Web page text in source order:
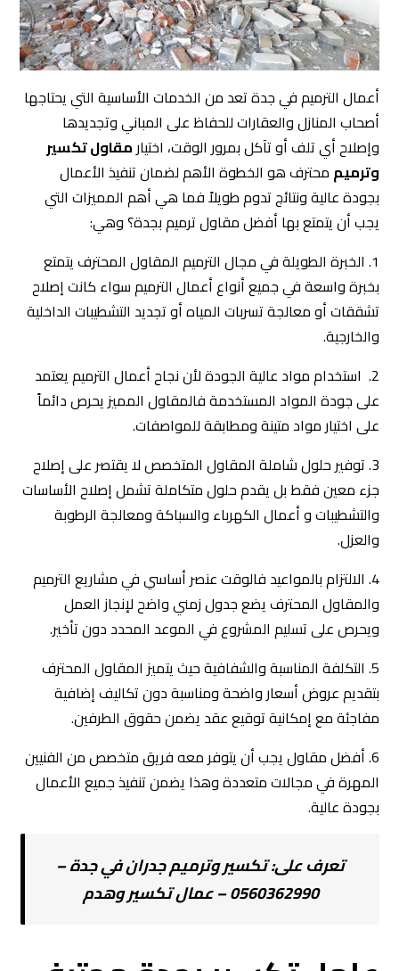
أعمال الترميم في جدة تعد من الخدمات الأساسية التي يحتاجها
أصحاب المنازل والعقارات للحفاظ على المباني وتجديدها
وإصلاح أي تلف أو تآكل بمرور الوقت، اختيارمقاول تكسير
وترميم محترف هو الخطوة الأهم لضمان تنفيذ الأعمال
بجودة عالية ونتائج تدوم طويلاً فما هي أهم المميزات التي
يجب أن يتمتع بها أفضل مقاول ترميم بجدة؟ وهي:
1. الخبرة الطويلة في مجال الترميم المقاول المحترف يتمتع
بخبرة واسعة في جميع أنواع أعمال الترميم سواء كانت إصلاح
تشققات أو معالجة تسربات المياه أو تجديد التشطيبات الداخلية
والخارجية.
2. استخدام مواد عالية الجودة لأن نجاح أعمال الترميم يعتمد
على جودة المواد المستخدمة فالمقاول المميز يحرص دائماً
على اختيار مواد متينة ومطابقة للمواصفات.
3. توفير حلول شاملة المقاول المتخصص لا يقتصر على إصلاح
جزء معين فقط بل يقدم حلول متكاملة تشمل إصلاح الأساسات
والتشطيبات و أعمال الكهرباء والسباكة ومعالجة الرطوبة
والعزل.
4. الالتزام بالمواعيد فالوقت عنصر أساسي في مشاريع الترميم
والمقاول المحترف يضع جدول زمني واضح لإنجاز العمل
ويحرص على تسليم المشروع في الموعد المحدد دون تأخير.
5. التكلفة المناسبة والشفافية حيث يتميز المقاول المحترف
بتقديم عروض أسعار واضحة ومناسبة دون تكاليف إضافية
مفاجئة مع إمكانية توقيع عقد يضمن حقوق الطرفين.
6. أفضل مقاول يجب أن يتوفر معه فريق متخصص من الفنيين
المهرة في مجالات متعددة وهذا يضمن تنفيذ جميع الأعمال
بجودة عالية.
تعرف على:تكسير وترميم جدران في جدة –
0560362990 – عمال تكسير وهدم